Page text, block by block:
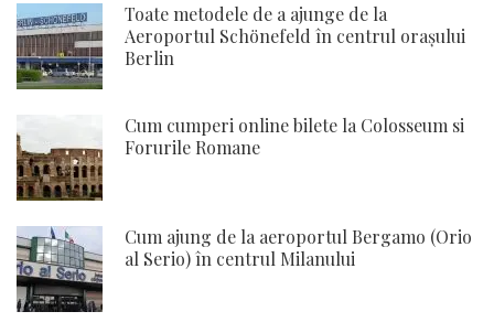
Toate metodele de a ajunge de la
Aeroportul Schönefeld în centrul orașului
Berlin
Cum cumperi online bilete la Colosseum si
Forurile Romane
Cum ajung de la aeroportul Bergamo (Orio
al Serio) în centrul Milanului